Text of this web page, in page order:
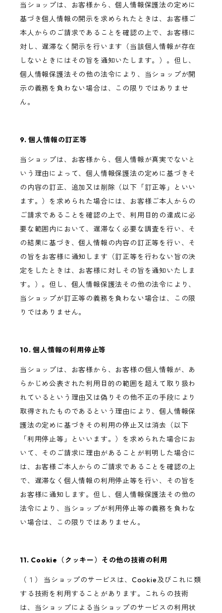
当ショップは、お客様から、個人情報保護法の定めに
基づき個人情報の開示を求められたときは、お客様ご
本人からのご請求であることを確認の上で、お客様に
対し、遅滞なく開示を行います（当該個人情報が存在
しないときにはその旨を通知いたします。）。但し、
個人情報保護法その他の法令により、当ショップが開
示の義務を負わない場合は、この限りではありませ
ん。
9. 個人情報の訂正等
当ショップは、お客様から、個人情報が真実でないと
いう理由によって、個人情報保護法の定めに基づきそ
の内容の訂正、追加又は削除（以下「訂正等」といい
ます。）を求められた場合には、お客様ご本人からの
ご請求であることを確認の上で、利用目的の達成に必
要な範囲内において、遅滞なく必要な調査を行い、そ
の結果に基づき、個人情報の内容の訂正等を行い、そ
の旨をお客様に通知します（訂正等を行わない旨の決
定をしたときは、お客様に対しその旨を通知いたしま
す。）。但し、個人情報保護法その他の法令により、
当ショップが訂正等の義務を負わない場合は、この限
りではありません。
10. 個人情報の利用停止等
当ショップは、お客様から、お客様の個人情報が、あ
らかじめ公表された利用目的の範囲を超えて取り扱わ
れているという理由又は偽りその他不正の手段により
取得されたものであるという理由により、個人情報保
護法の定めに基づきその利用の停止又は消去（以下
「利用停止等」といいます。）を求められた場合にお
いて、そのご請求に理由があることが判明した場合に
は、お客様ご本人からのご請求であることを確認の上
で、遅滞なく個人情報の利用停止等を行い、その旨を
お客様に通知します。但し、個人情報保護法その他の
法令により、当ショップが利用停止等の義務を負わな
い場合は、この限りではありません。
11. Cookie（クッキー）その他の技術の利用
（１） 当ショップのサービスは、Cookie及びこれに類
する技術を利用することがあります。これらの技術
は、当ショップによる当ショップのサービスの利用状